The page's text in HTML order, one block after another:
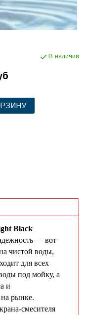
В наличии
Black
— вот
чистой воды,
для всех
под мойку, а
и
рынке.
смесителя